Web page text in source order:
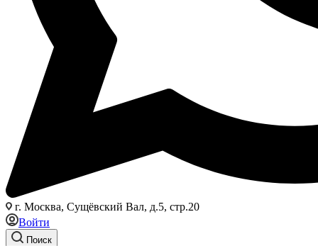
г. Москва, Сущёвский Вал, д.5, стр.20
Войти
Поиск